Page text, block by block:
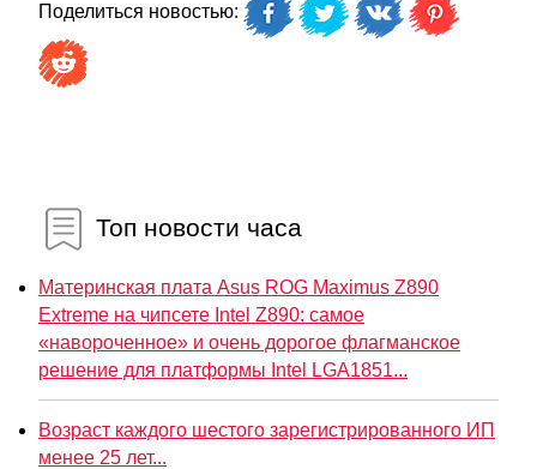
Поделиться новостью:
Топ новости часа
Материнская плата Asus ROG Maximus Z890
Extreme на чипсете Intel Z890: самое
«навороченное» и очень дорогое флагманское
решение для платформы Intel LGA1851...
Возраст каждого шестого зарегистрированного ИП
менее 25 лет...